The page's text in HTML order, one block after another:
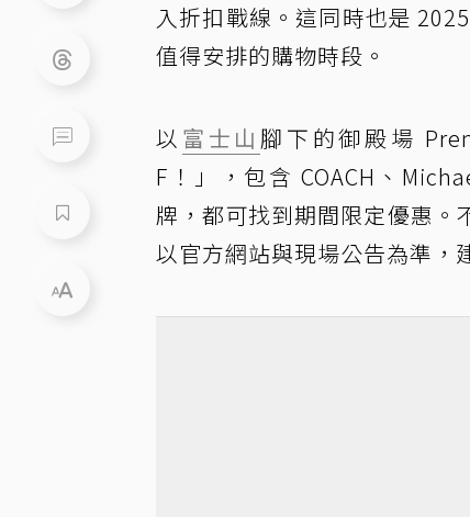
入折扣戰線。這同時也是
值得安排的購物時段。
以 富士山 腳下的御殿場
F！」，包含 COACH、
牌，都可找到期間限定優惠。
以官方網站與現場公告為準，